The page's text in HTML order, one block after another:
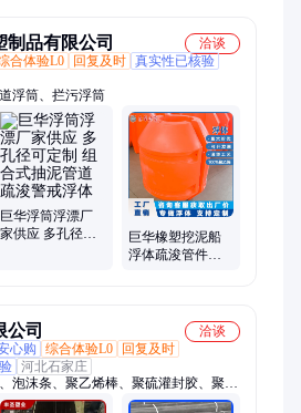
制品有限公司
洽谈
合体验L0 回复及时 真实性已核验
浮筒、拦污浮筒
巨华浮筒浮漂厂
家供应 多孔径可
巨华橡塑挖泥船
浮体疏浚管件拦
公司
洽谈
心购 综合体验L0
回复及时
河北石家庄
泡沫条、聚乙烯棒、聚硫灌封胶、聚氨
、高压聚乙烯板、防水聚氨酯胶、聚氨